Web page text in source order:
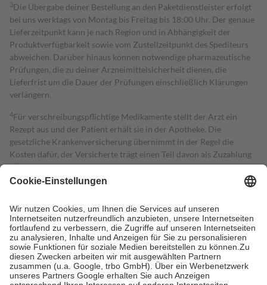
3Die Übergabe deiner Bestellung an den Paketdienstleister erfolgt
bei uns werktags von Montag bis Freitag bis 18:00 Uhr. Der genaue
Lieferzeitpunkt kann je nach Region und in Abhängigkeit der
Produktverfügbarkeit sowie vom Zustellzeitpunkt des Spediteurs
abweichen. Darüber hinaus können notwendige pharmazeutische
Prüfungen, die zu deiner Arzneimittelsicherheit dienen, die
Lieferfrist um die Dauer der Prüfungen einschließlich Klärungen
verlängern.
4Für verschreibungspflichtige Medikamente stellt der Arzt ein
Rezept aus und der Patient erhält sie in der Apotheke. Die
gesetzliche Krankenversicherung übernimmt in der Regel die
Kosten dafür, der Versicherte trägt einen Teil davon als Zuzahlung
mit.
Grundsätzlich leisten Mitglieder Zuzahlungen in Höhe von zehn
höchstens zehn Euro.
Es sind jedoch nie mehr als die tatsächlichen
Kosten der Leistung zu entrichten.
Diese Regeln gelten grundsätzlich auch für Online-Apotheken.
Bei Heilmitteln und häuslicher Krankenpflege beträgt die
Zuzahlung zehn Prozent der Kosten sowie zehn Euro je
Verordnung.
Um das Engagement der Versicherten für ihre eigene Gesundheit zu